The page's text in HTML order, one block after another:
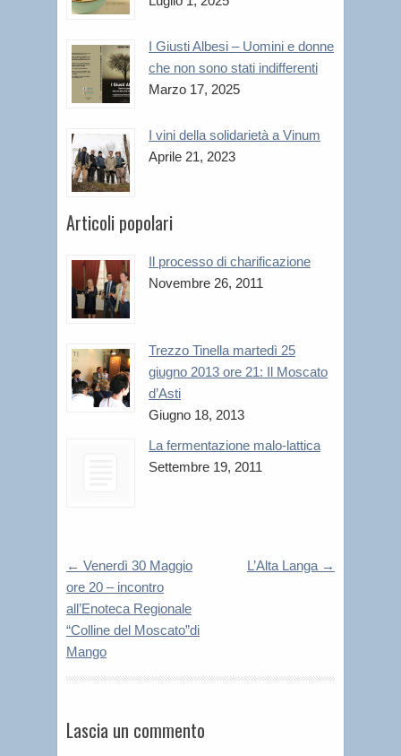
I Giusti Albesi – Uomini e donne
che non sono stati indifferenti
Marzo 17, 2025
I vini della solidarietà a Vinum
Aprile 21, 2023
Articoli popolari
Il processo di charificazione
Novembre 26, 2011
Trezzo Tinella martedì 25
giugno 2013 ore 21: Il Moscato
d’Asti
Giugno 18, 2013
La fermentazione malo-lattica
Settembre 19, 2011
← Venerdì 30 Maggio
ore 20 – incontro
all’Enoteca Regionale
“Colline del Moscato”di
Mango
L’Alta Langa →
Lascia un commento